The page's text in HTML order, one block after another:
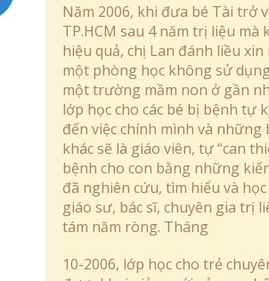
Năm 2006, khi đưa bé Tài trở
TP.HCM sau 4 năm trị liệu mà
hiệu quả, chị Lan đánh liều xin
một phòng học không sử
một trường mầm non ở gần
lớp học cho các bé bị bệnh tự
đến việc chính mình và những
khác sẽ là giáo viên, tự “can
bệnh cho con bằng những
đã nghiên cứu, tìm hiểu và học
giáo sư, bác sĩ, chuyên gia trị
tám năm ròng. Tháng
10-2006, lớp học cho trẻ